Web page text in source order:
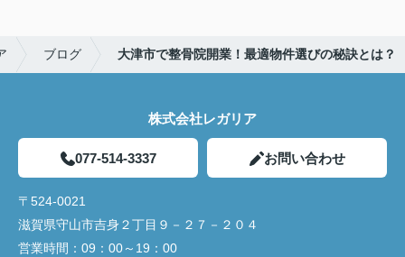
ブログ 大津市で整骨院開業！最適物件選びの秘訣とは？
株式会社レガリア
077-514-3337 お問い合わせ
〒524-0021
滋賀県守山市吉身２丁目９－２７－２０４
営業時間： 09：00～19：00